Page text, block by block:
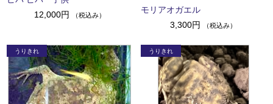
12,000円
（税込み）
モリアオガエル
3,300円
（税込み）